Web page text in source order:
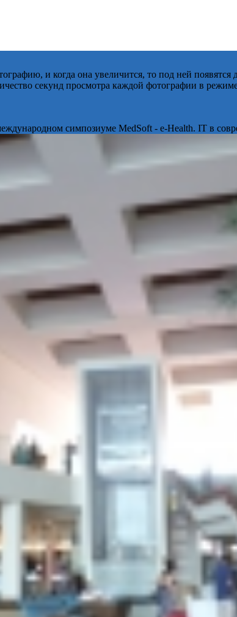
и когда она увеличится, то под ней
секунд просмотра каждой фотографии в
симпозиуме MedSoft - e-Health. IT в